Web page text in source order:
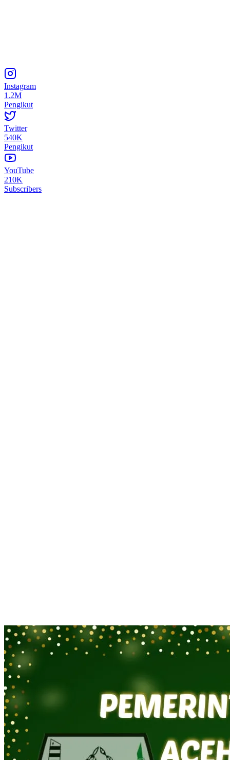
Instagram
1.2M
Pengikut
Twitter
540K
Pengikut
YouTube
210K
Subscribers